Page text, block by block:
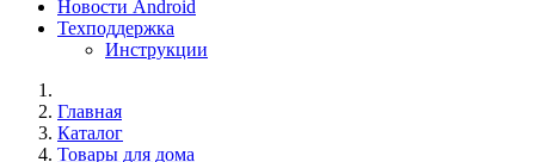
Новости Android
Техподдержка
Инструкции
Главная
Каталог
Товары для дома